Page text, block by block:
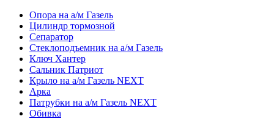
Опора на а/м Газель
Цилиндр тормозной
Сепаратор
Стеклоподъемник на а/м Газель
Ключ Хантер
Сальник Патриот
Крыло на а/м Газель NEXT
Арка
Патрубки на а/м Газель NEXT
Обивка